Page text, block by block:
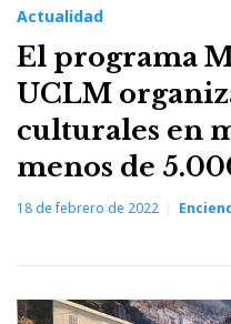
Actualidad
El programa
UCLM
culturales en
menos de
18 de febrero de 2022